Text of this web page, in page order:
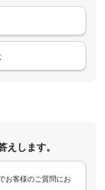
えします。
お客様のご質問にお